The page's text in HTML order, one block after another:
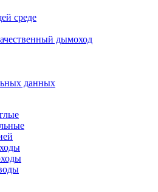
среде
дымоход
данных